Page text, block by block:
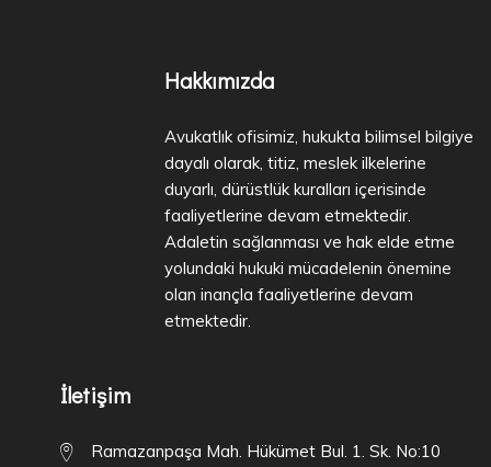
Hakkımızda
Avukatlık ofisimiz, hukukta bilimsel bilgiye
dayalı olarak, titiz, meslek ilkelerine
duyarlı, dürüstlük kuralları içerisinde
faaliyetlerine devam etmektedir.
Adaletin sağlanması ve hak elde etme
yolundaki hukuki mücadelenin önemine
olan inançla faaliyetlerine devam
etmektedir.
İletişim
Ramazanpaşa Mah. Hükümet Bul. 1. Sk. No:10